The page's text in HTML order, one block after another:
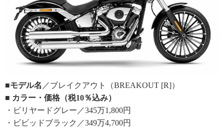
■モデル名 ／ブレイクアウト（BREAKOUT [R]）
■ カラー・価格（税10％込み）
・ビリヤードグレー／345万1,800円
・ビビッドブラック／349万4,700円